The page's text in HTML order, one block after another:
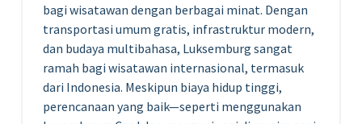
bagi wisatawan dengan berbagai minat. Dengan
transportasi umum gratis, infrastruktur modern,
dan budaya multibahasa, Luksemburg sangat
ramah bagi wisatawan internasional, termasuk
dari Indonesia. Meskipun biaya hidup tinggi,
perencanaan yang baik—seperti menggunakan